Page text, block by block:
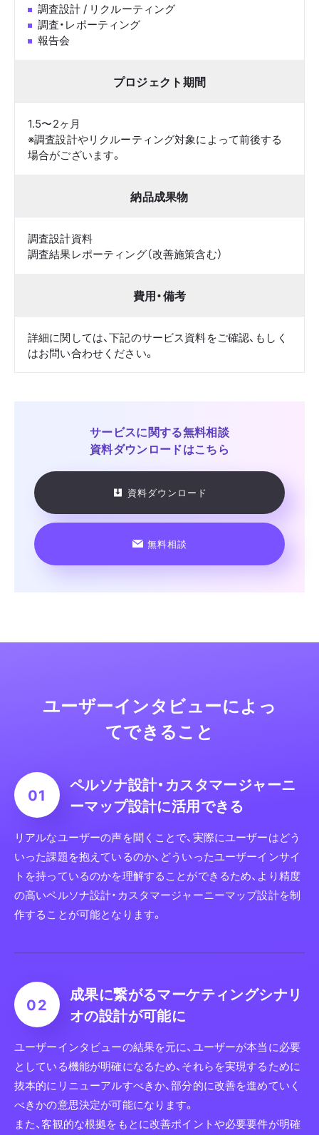
調査設計 / リクルーティング
調査・レポーティング
報告会
プロジェクト期間
1.5〜2ヶ月
※調査設計やリクルーティング対象によって前後する
場合がございます。
納品成果物
調査設計資料
調査結果レポーティング（改善施策含む）
費用・備考
詳細に関しては、下記のサービス資料をご確認、もしく
はお問い合わせください。
サービスに関する無料相談
資料ダウンロードはこちら
資料ダウンロード
無料相談
ユーザーインタビューによっ
てできること
ペルソナ設計・カスタマージャーニ
ーマップ設計に活用できる
リアルなユーザーの声を聞くことで、実際にユーザーはどう
いった課題を抱えているのか、どういったユーザーインサイ
トを持っているのかを理解することができるため、より精度
の高いペルソナ設計・カスタマージャーニーマップ設計を制
作することが可能となります。
成果に繋がるマーケティングシナリ
オの設計が可能に
ユーザーインタビューの結果を元に、ユーザーが本当に必要
としている機能が明確になるため、それらを実現するために
抜本的にリニューアルすべきか、部分的に改善を進めていく
べきかの意思決定が可能になります。
また、客観的な根拠をもとに改善ポイントや必要要件が明確